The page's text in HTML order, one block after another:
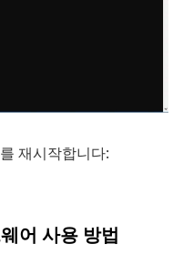
재시작합니다:
어 사용 방법